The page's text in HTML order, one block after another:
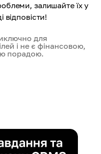
залишайте їх у
для
і не є фінансовою,
порадою.